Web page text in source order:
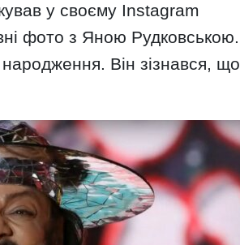
у своєму Instagram
фото з Яною Рудковською.
Він зізнався, що